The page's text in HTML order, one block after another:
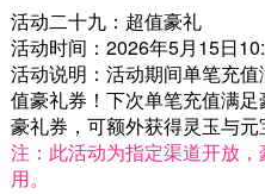
活动二十九：超值豪礼
活动时间：2026年5月15日
活动说明：活动期间单笔充
值豪礼券！下次单笔充值满
豪礼券，可额外获得灵玉与
注：此活动为指定渠道开放
用。